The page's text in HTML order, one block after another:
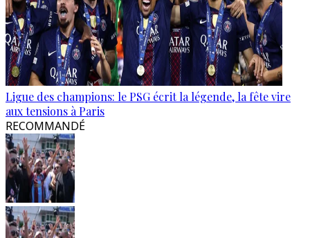
Ligue des champions: le PSG écrit la légende, la fête vire
aux tensions à Paris
RECOMMANDÉ